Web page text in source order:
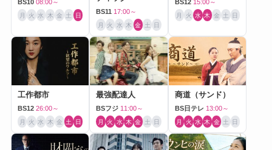
BS10 08:00～
月 火 水 木 金 土 日 BS11 17:00～
月 火 水 木 金 土 日
BS12 15:00～
月 火 水 木 金 土 日
工作都市
BS12 26:00～
月 火 水 木 金 土 日
最強配達人
BSフジ 11:00～
月 火 水 木 金 土 日
商道（サンド）
BS日テレ 13:00～
月 火 水 木 金 土 日